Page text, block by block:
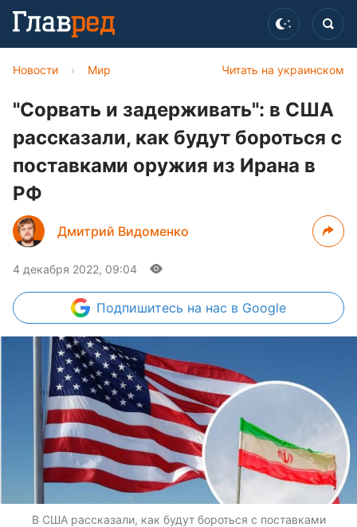
Читать на украинском
Новости › Мир
"Сорвать и задерживать": в США
рассказали, как будут бороться с
поставками оружия из Ирана в
РФ
Дмитрий Видоменко
4 декабря 2022, 09:04
Подпишитесь на нас в Google
В США рассказали, как будут бороться с поставками